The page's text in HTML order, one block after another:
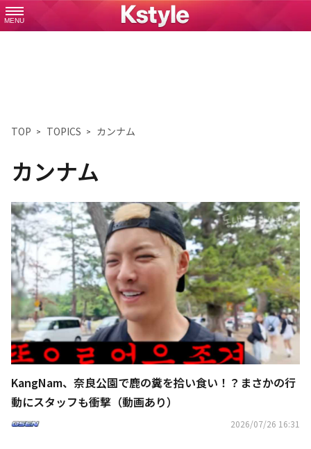
MENU
TOP TOPICS カンナム
カンナム
KangNam、奈良公園で鹿の糞を拾い食い！？まさかの行
動にスタッフも衝撃（動画あり）
2026/07/26 16:31